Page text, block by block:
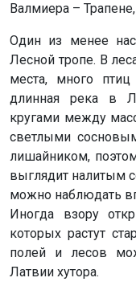
Валмиера –
Один из менее
Лесной тропе. В
места, много
длинная река в
кругами между
светлыми
лишайником,
выглядит налитым
можно наблюдать
Иногда взору
которых растут
полей и лесов
Латвии хутора.